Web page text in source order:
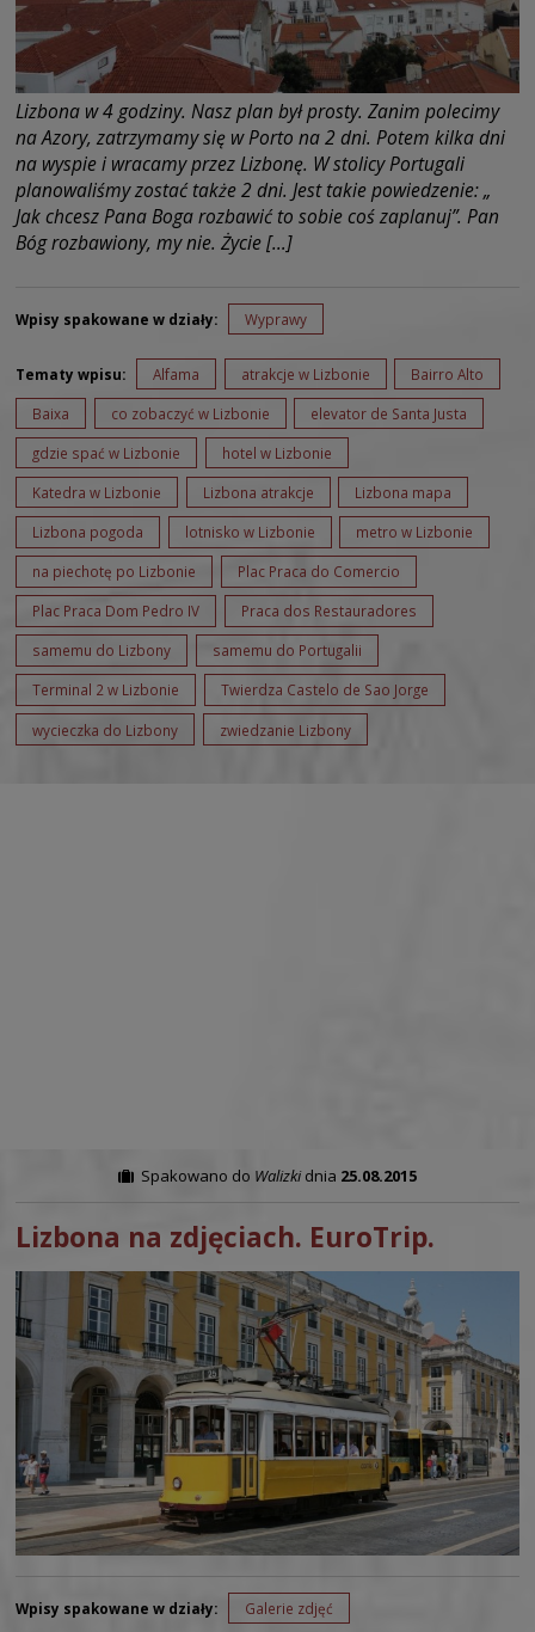
Lizbona w 4 godziny. Nasz plan był prosty. Zanim polecimy
na Azory, zatrzymamy się w Porto na 2 dni. Potem kilka dni
na wyspie i wracamy przez Lizbonę. W stolicy Portugali
planowaliśmy zostać także 2 dni. Jest takie powiedzenie: „
Jak chcesz Pana Boga rozbawić to sobie coś zaplanuj”. Pan
Bóg rozbawiony, my nie. Życie […]
Wpisy spakowane w działy: Wyprawy
Tematy wpisu: Alfama atrakcje w Lizbonie Bairro Alto
Baixa co zobaczyć w Lizbonie elevator de Santa Justa
gdzie spać w Lizbonie hotel w Lizbonie
Katedra w Lizbonie Lizbona atrakcje Lizbona mapa
Lizbona pogoda lotnisko w Lizbonie metro w Lizbonie
na piechotę po Lizbonie Plac Praca do Comercio
Plac Praca Dom Pedro IV Praca dos Restauradores
samemu do Lizbony samemu do Portugalii
Terminal 2 w Lizbonie Twierdza Castelo de Sao Jorge
wycieczka do Lizbony zwiedzanie Lizbony
Spakowano do Walizkidnia 25.08.2015
Lizbona na zdjęciach. EuroTrip.
Wpisy spakowane w działy: Galerie zdjęć